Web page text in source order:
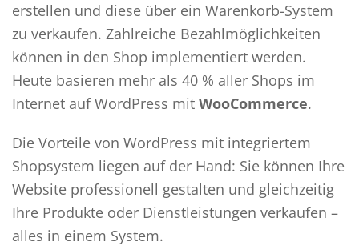
erstellen und diese über ein Warenkorb-System
zu verkaufen. Zahlreiche Bezahlmöglichkeiten
können in den Shop implementiert werden.
Heute basieren mehr als 40 % aller Shops im
Internet auf WordPress mit WooCommerce.
Die Vorteile von WordPress mit integriertem
Shopsystem liegen auf der Hand: Sie können Ihre
Website professionell gestalten und gleichzeitig
Ihre Produkte oder Dienstleistungen verkaufen –
alles in einem System.